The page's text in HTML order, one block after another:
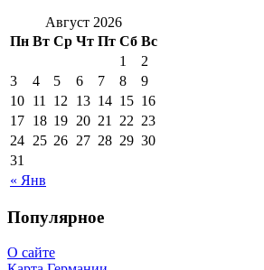
Август 2026
Пн Вт Ср Чт Пт Сб Вс
« Янв
1
2
3
4 5 6 7 8
9
10 11 12 13 14 15 16
17 18 19 20 21 22 23
24 25 26 27 28 29 30
31
Популярное
О сайте